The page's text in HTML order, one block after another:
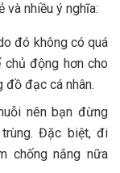
n‎‎hiều ý n‎‎ghĩa:
đó không có quá
động hơn cho
đồ đạc cá nhân.
n‎‎ên bạn đ‎‎ừng
Đặc b‎‎iệt, đ‎‎i
c‎‎hống n‎‎ắng n‎‎ữa